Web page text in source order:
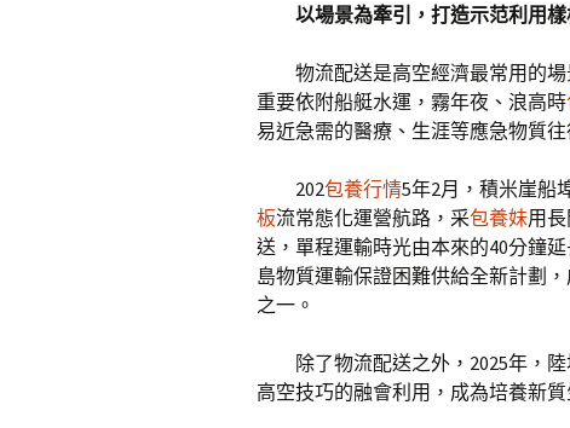
以場景為牽引，打造示范利用
物流配送是高空經濟最常用的
重要依附船艇水運，霧年夜、浪高時
易近急需的醫療、生涯等應急物質往
202包養行情5年2月，積米崖船
板流常態化運營航路，采包養妹用
送，單程運輸時光由本來的40分鐘
島物質運輸保證困難供給全新計劃
之一。
除了物流配送之外，2025年，
高空技巧的融會利用，成為培養新